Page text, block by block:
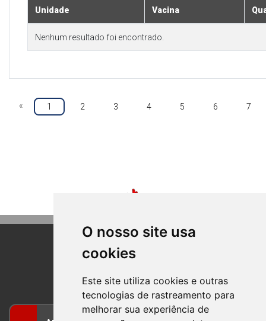
O nosso site usa
cookies
Este site utiliza cookies e outras
tecnologias de rastreamento para
melhorar sua experiência de
Unidade Vacina
Nenhum resultado foi encontrado.
« 1 2 3 4 5 6 7
BOM PRINCIPIO
RIO GRANDE DO SUL